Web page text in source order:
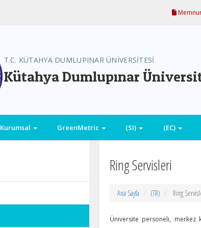
T.C. KÜTAHYA DUMLUPINAR ÜNİVERSİTESİ
Kütahya Dumlupınar
Kurumsal GreenMetric (SI) (EC)
Ring Servisleri
Ana Sayfa (TR) Ring
Üniversite personeli, merkez